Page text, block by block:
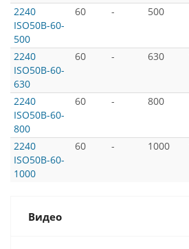
2240
ISO50B-60-
500
60 - 500
2240
ISO50B-60-
630
60 - 630
2240
ISO50B-60-
800
60 - 800
2240
ISO50B-60-
1000
60 - 1000
Видео